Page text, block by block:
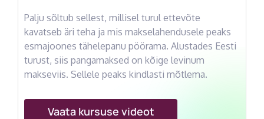
Palju sõltub sellest, millisel turul ettevõte
kavatseb äri teha ja mis makselahendusele peaks
esmajoones tähelepanu pöörama. Alustades Eesti
turust, siis pangamaksed on kõige levinum
makseviis. Sellele peaks kindlasti mõtlema.
Vaata kursuse videot